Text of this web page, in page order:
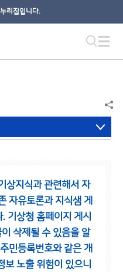
리집입니다.
상지식과 관련해서 자
자유토론과 지식샘 게
. 기상청 홈페이지 게시
삭제될 수 있음을 알
민등록번호와 같은 개
보 노출 위험이 있으니